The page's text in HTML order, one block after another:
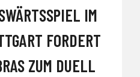
IM
FORDERT
ZUM DUELL